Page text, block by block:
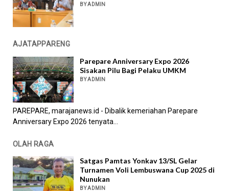
BY ADMIN
AJATAPPARENG
Parepare Anniversary Expo 2026
Sisakan Pilu Bagi Pelaku UMKM
BY ADMIN
PAREPARE, marajanews.id - Dibalik kemeriahan Parepare
Anniversary Expo 2026 tenyata...
OLAH RAGA
Satgas Pamtas Yonkav 13/SL Gelar
Turnamen Voli Lembuswana Cup 2025 di
Nunukan
BY ADMIN